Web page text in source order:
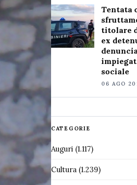
Tentata
titolare
ex
sociale
06 AGO
CATEGORIE
Auguri(1.117)
Cultura(1.239)